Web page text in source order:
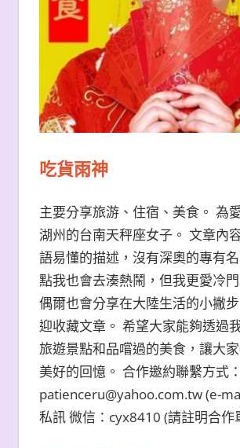
吃貨雨神
主要分享旅游、住宿、美食。 為
湖州的台南天秤座女子。 文章內
語易懂的描述，沒有深奧的專有
點我也會去湊熱鬧，但我更愛冷
偶爾也會分享在大陸生活的小撇
迎收藏文章。 希望大家能夠透過
旅遊景點和品嚐過的美食，讓大
美好的回憶。 合作邀約聯繫方式：
patienceru@yahoo.com.tw (e-
私訊 微信：cyx8410 (請註明合作